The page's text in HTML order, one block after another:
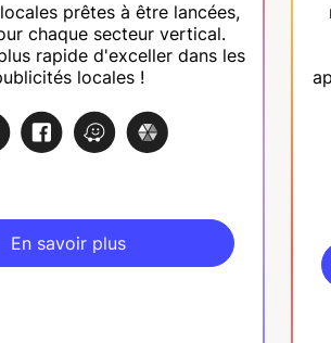
prêtes à être lancées,
chaque secteur vertical.
rapide d'exceller dans les
locales !
En savoir plus
En savoir plus